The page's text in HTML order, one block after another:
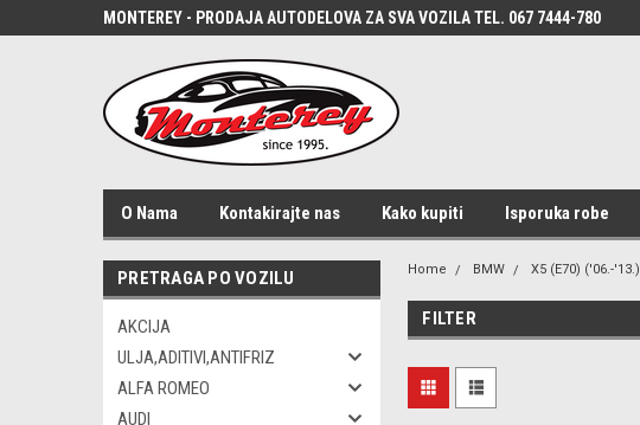
MONTEREY - PRODAJA AUTODELOVA ZA SVA VOZILA TEL. 067 7444-780
O Nama Kontakirajte nas Kako kupiti Isporuka robe
PRETRAGA PO VOZILU
AKCIJA
ULJA,ADITIVI,ANTIFRIZ
ALFA ROMEO
AUDI
Home BMW X5 (E70) ('06.-'13.)
FILTER